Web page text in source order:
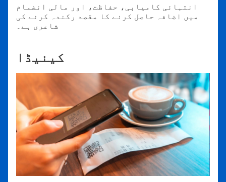
انتہائی کامیابی، حفاظت، اور مالی انضمام
میں اضافہ حاصل کرنے کا مقصد رکندہ کرنے کی
شاعری ہے۔
کینیڈا